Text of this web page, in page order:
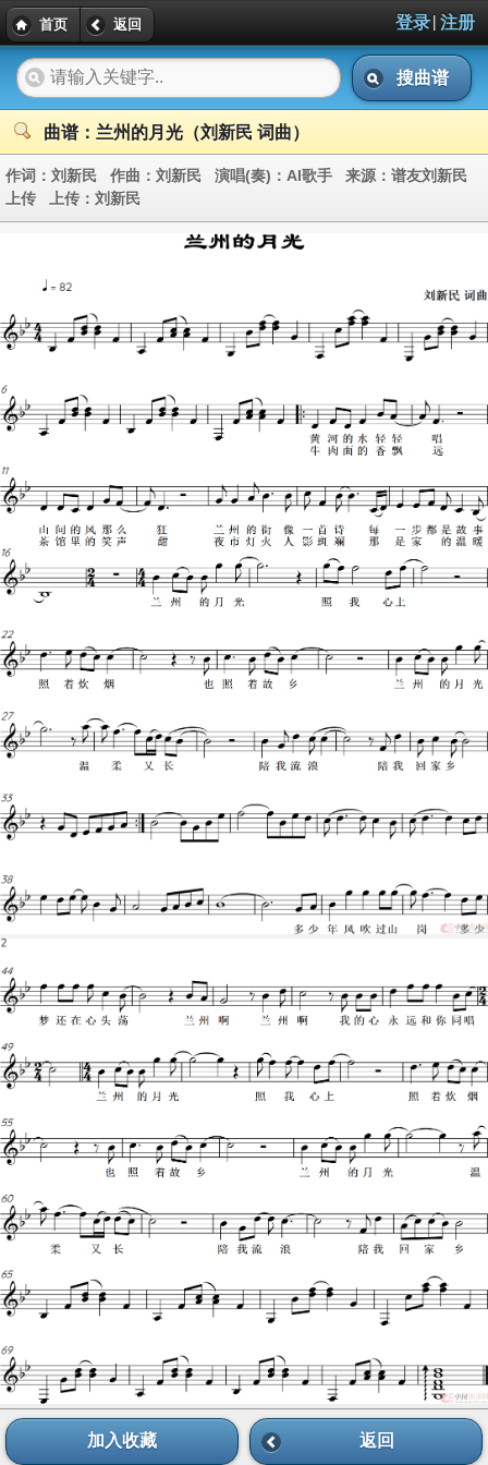
首页 返回 登录| 注册
搜曲谱
曲谱：兰州的月光（刘新民 词曲）
作词： 刘新民 作曲： 刘新民 演唱(奏)： AI歌手 来源： 谱友刘新民
上传 上传： 刘新民
加入收藏 返回